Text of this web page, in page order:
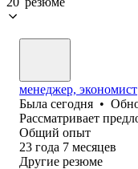
менеджер, экономист
Была сегодня •
Рассматривает
Общий опыт
23 года 7 месяцев
Другие резюме